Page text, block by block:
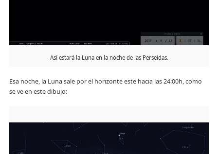
Así estará la Luna en la noche de las Perseidas.
Esa noche, la Luna sale por el horizonte este hacia las 24:00h, como
se ve en este dibujo: